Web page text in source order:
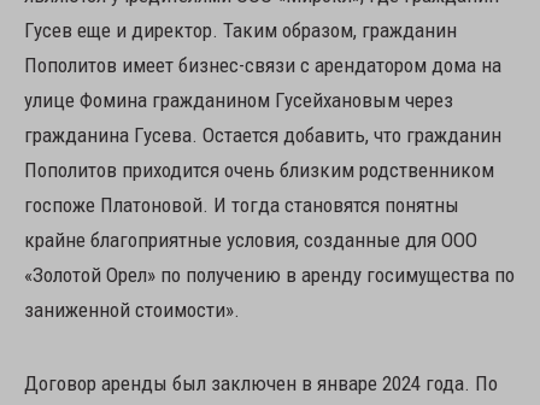
Гусев еще и директор. Таким образом, гражданин
Пополитов имеет бизнес-связи с арендатором дома на
улице Фомина гражданином Гусейхановым через
гражданина Гусева. Остается добавить, что гражданин
Пополитов приходится очень близким родственником
госпоже Платоновой. И тогда становятся понятны
крайне благоприятные условия, созданные для ООО
«Золотой Орел» по получению в аренду госимущества по
заниженной стоимости».
Договор аренды был заключен в январе 2024 года. По